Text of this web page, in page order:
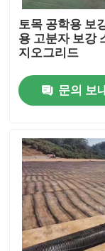
회사 소개
품질 관리
연락처
견적 요청
토목섬유 지오
토목 공학용 보
용 고분자 보강
지오그리드
문의 보